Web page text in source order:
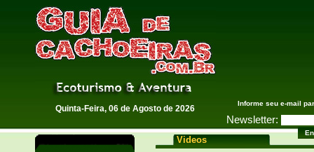
Guia de Cachoeiras
Quinta-Feira, 06 de Agosto de 2026
Informe seu e-mail
Newsletter:
Videos